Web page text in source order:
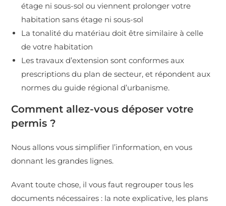
étage ni sous-sol ou viennent prolonger votre
habitation sans étage ni sous-sol
La tonalité du matériau doit être similaire à celle
de votre habitation
Les travaux d’extension sont conformes aux
prescriptions du plan de secteur, et répondent aux
normes du guide régional d’urbanisme.
Comment allez-vous déposer votre
permis ?
Nous allons vous simplifier l’information, en vous
donnant les grandes lignes.
Avant toute chose, il vous faut regrouper tous les
documents nécessaires : la note explicative, les plans